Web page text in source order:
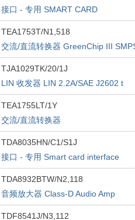
接口 - 专用 SMART CARD
INTERFACE
TEA1753T/N1,518
交流/直流转换器 GreenChip III
control IC
TJA1029TK/20/1J
LIN 收发器 LIN 2.2A/SAE J2602 t
transceiver
TEA1755LT/1Y
交流/直流转换器
TEA1755LT/SO16//1/REEL 13 Q1
TDA8035HN/C1/S1J
接口 - 专用 Smart card interface
TDA8932BTW/N2,118
音频放大器 Class-D Audio Amp
TDF8541J/N3,112